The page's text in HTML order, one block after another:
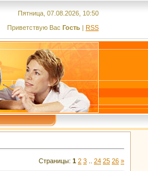
Пятница, 07.08.2026, 10:50
Приветствую Вас Гость | RSS
Страницы: 1 2 3 24 25 26 »